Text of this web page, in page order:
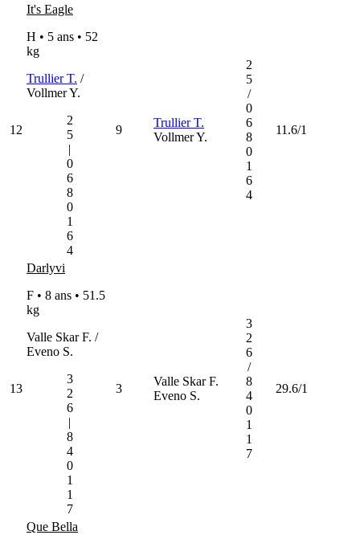
12
It's Eagle
H • 5 ans • 52
kg
Trullier T. /
Vollmer Y.
2
5
|
0
6
8
0
1
6
4
9
Trullier T.
Vollmer Y.
2
5
/
0
6
8
0
1
6
4
11.6/1
13
Darlyvi
F • 8 ans • 51.5
kg
Valle Skar F. /
Eveno S.
3
2
6
|
8
4
0
1
1
7
3
Valle Skar F.
Eveno S.
3
2
6
/
8
4
0
1
1
7
29.6/1
Que Bella